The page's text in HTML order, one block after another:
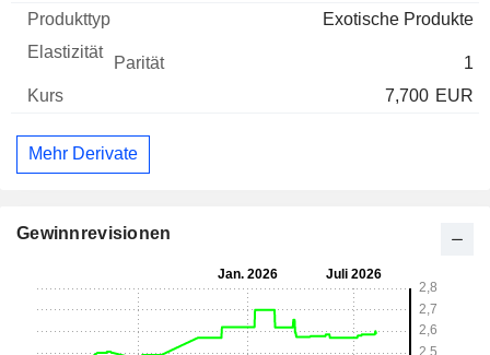
Exotische Produkte
1
7,700 EUR
Mehr Derivate
Gewinnrevisionen